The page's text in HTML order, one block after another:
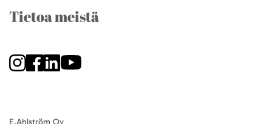
Tietoa meistä
E.Ahlström Oy